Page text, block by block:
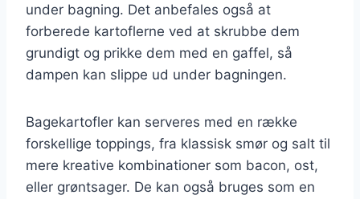
under bagning. Det anbefales også at
forberede kartoflerne ved at skrubbe dem
grundigt og prikke dem med en gaffel, så
dampen kan slippe ud under bagningen.
Bagekartofler kan serveres med en række
forskellige toppings, fra klassisk smør og salt til
mere kreative kombinationer som bacon, ost,
eller grøntsager. De kan også bruges som en